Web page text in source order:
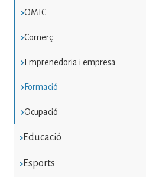
OMIC
Comerç
Emprenedoria i empresa
Formació
Ocupació
Educació
Esports